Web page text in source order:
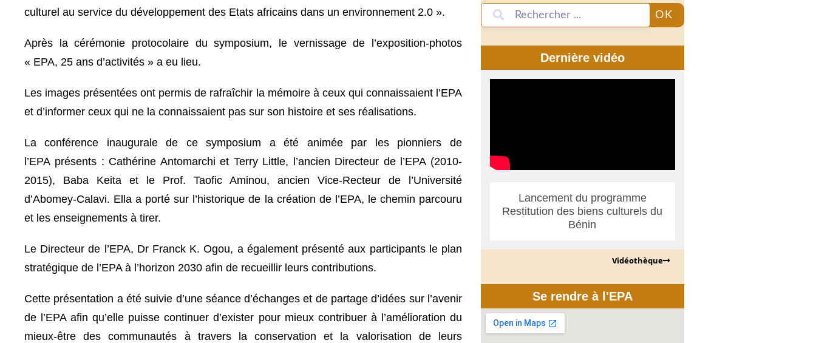
culturel au service du développement des Etats africains dans un environnement 2.0 ».
Après la cérémonie protocolaire du symposium, le vernissage de l’exposition-photos
« EPA, 25 ans d’activités » a eu lieu.
Les images présentées ont permis de rafraîchir la mémoire à ceux qui connaissaient l’EPA
et d’informer ceux qui ne la connaissaient pas sur son histoire et ses réalisations.
La conférence inaugurale de ce symposium a été animée par les pionniers de
l’EPA présents : Cathérine Antomarchi et Terry Little, l’ancien Directeur de l’EPA (2010-
2015), Baba Keita et le Prof. Taofic Aminou, ancien Vice-Recteur de l’Université
d’Abomey-Calavi. Ella a porté sur l’historique de la création de l’EPA, le chemin parcouru
et les enseignements à tirer.
Le Directeur de l’EPA, Dr Franck K. Ogou, a également présenté aux participants le plan
stratégique de l’EPA à l’horizon 2030 afin de recueillir leurs contributions.
Cette présentation a été suivie d’une séance d’échanges et de partage d’idées sur l’avenir
de l’EPA afin qu’elle puisse continuer d’exister pour mieux contribuer à l’amélioration du
mieux-être des communautés à travers la conservation et la valorisation de leurs
OK
Dernière vidéo
Lancement du programme
Restitution des biens culturels du
Bénin
Vidéothèque
Se rendre à l'EPA